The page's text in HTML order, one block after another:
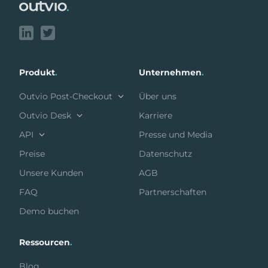
Produkt.
Outvio Post-Checkout
Outvio Desk
API
Preise
Unsere Kunden
FAQ
Demo buchen
Unternehmen.
Über uns
Karriere
Presse und Media
Datenschutz
AGB
Partnerschaften
Ressourcen.